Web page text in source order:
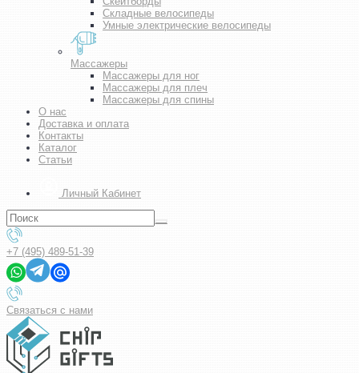
Складные велосипеды
Умные электрические велосипеды
Массажеры
Массажеры для ног
Массажеры для плеч
Массажеры для спины
О нас
Доставка и оплата
Контакты
Каталог
Статьи
Личный Кабинет
+7 (495) 489-51-39
Связаться с нами